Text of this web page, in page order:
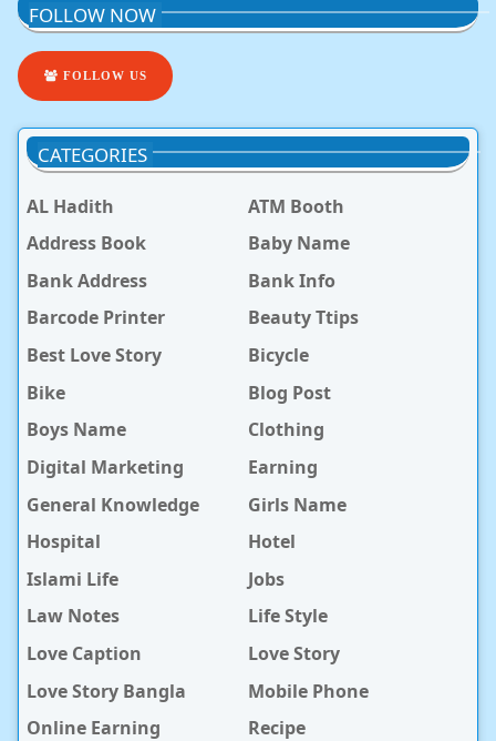
FOLLOW NOW
FOLLOW US
CATEGORIES
AL Hadith
ATM Booth
Address Book
Baby Name
Bank Address
Bank Info
Barcode Printer
Beauty Ttips
Best Love Story
Bicycle
Bike
Blog Post
Boys Name
Clothing
Digital Marketing
Earning
General Knowledge
Girls Name
Hospital
Hotel
Islami Life
Jobs
Law Notes
Life Style
Love Caption
Love Story
Love Story Bangla
Mobile Phone
Online Earning
Recipe